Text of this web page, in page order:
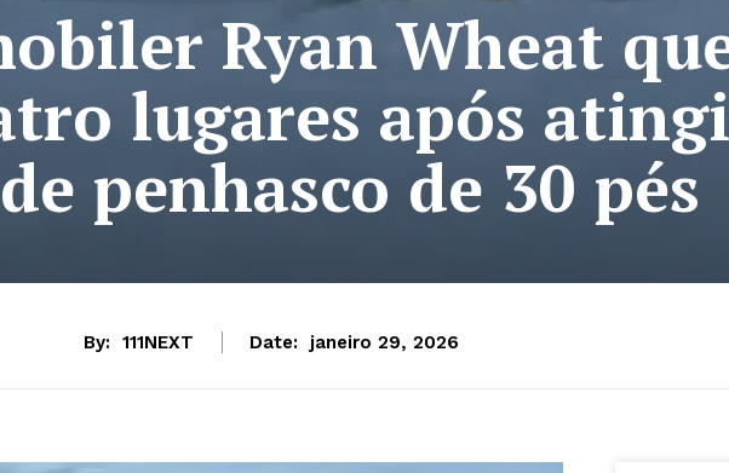
Ryan Wheat
lugares após
penhasco de 30 pés
By: 111NEXT Date: janeiro 29, 2026